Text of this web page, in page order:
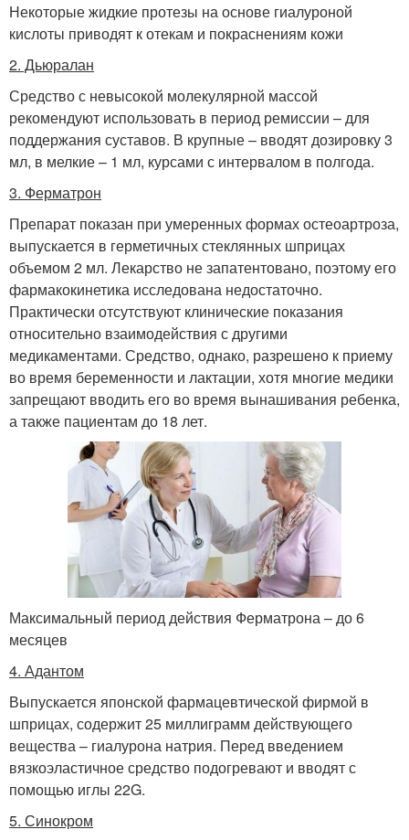
Некоторые жидкие протезы на основе гиалуроной
кислоты приводят к отекам и покраснениям кожи
2. Дьюралан
Средство с невысокой молекулярной массой
рекомендуют использовать в период ремиссии – для
поддержания суставов. В крупные – вводят дозировку 3
мл, в мелкие – 1 мл, курсами с интервалом в полгода.
3. Ферматрон
Препарат показан при умеренных формах остеоартроза,
выпускается в герметичных стеклянных шприцах
объемом 2 мл. Лекарство не запатентовано, поэтому его
фармакокинетика исследована недостаточно.
Практически отсутствуют клинические показания
относительно взаимодействия с другими
медикаментами. Средство, однако, разрешено к приему
во время беременности и лактации, хотя многие медики
запрещают вводить его во время вынашивания ребенка,
а также пациентам до 18 лет.
Максимальный период действия Ферматрона – до 6
месяцев
4. Адантом
Выпускается японской фармацевтической фирмой в
шприцах, содержит 25 миллиграмм действующего
вещества – гиалурона натрия. Перед введением
вязкоэластичное средство подогревают и вводят с
помощью иглы 22G.
5. Синокром